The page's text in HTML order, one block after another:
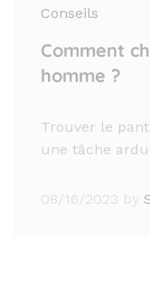
Conseils
Comment
homme ?
Trouver le
une tâche
08/16/2023 by